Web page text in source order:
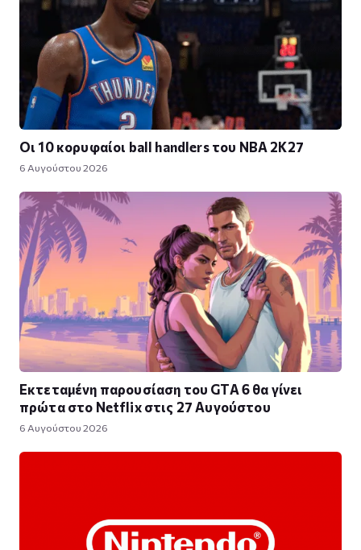
Οι 10 κορυφαίοι ball handlers του NBA 2K27
6 Αυγούστου 2026
Εκτεταμένη παρουσίαση του GTA 6 θα γίνει
πρώτα στο Netflix στις 27 Αυγούστου
6 Αυγούστου 2026